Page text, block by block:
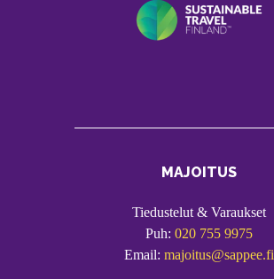
MAJOITUS
Tiedustelut & Varaukset
Puh: 020 755 9975
Email: majoitus@sappee.fi